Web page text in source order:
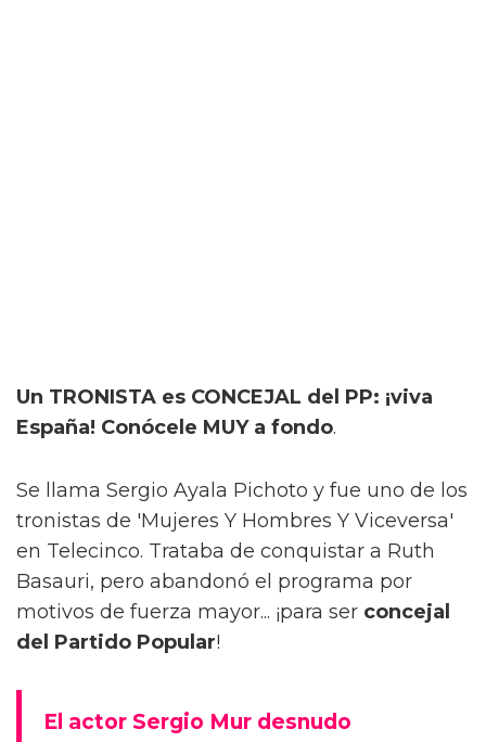
Un TRONISTA es CONCEJAL del PP: ¡viva
España! Conócele MUY a fondo.
Se llama Sergio Ayala Pichoto y fue uno de los
tronistas de 'Mujeres Y Hombres Y Viceversa'
en Telecinco. Trataba de conquistar a Ruth
Basauri, pero abandonó el programa por
motivos de fuerza mayor... ¡para ser concejal
del Partido Popular!
El actor Sergio Mur desnudo